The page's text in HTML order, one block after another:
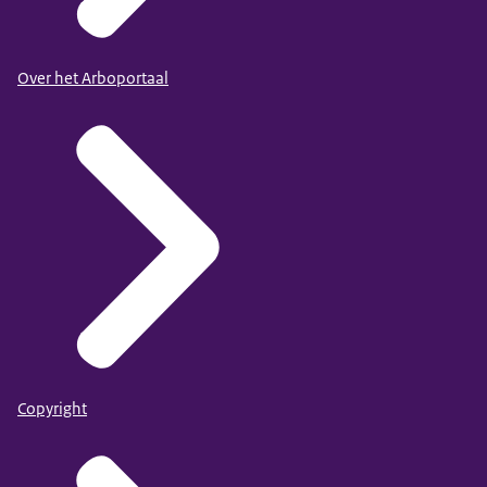
Over het Arboportaal
Copyright